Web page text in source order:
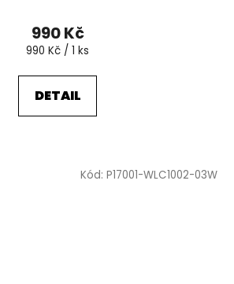
990 Kč
Měrná
990 Kč / 1 ks
DETAIL
Kód: P17001-WLC1002-03W